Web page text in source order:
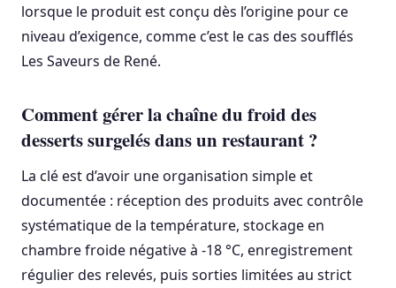
lorsque le produit est conçu dès l’origine pour ce
niveau d’exigence, comme c’est le cas des soufflés
Les Saveurs de René.
Comment gérer la chaîne du froid des
desserts surgelés dans un restaurant ?
La clé est d’avoir une organisation simple et
documentée : réception des produits avec contrôle
systématique de la température, stockage en
chambre froide négative à -18 °C, enregistrement
régulier des relevés, puis sorties limitées au strict